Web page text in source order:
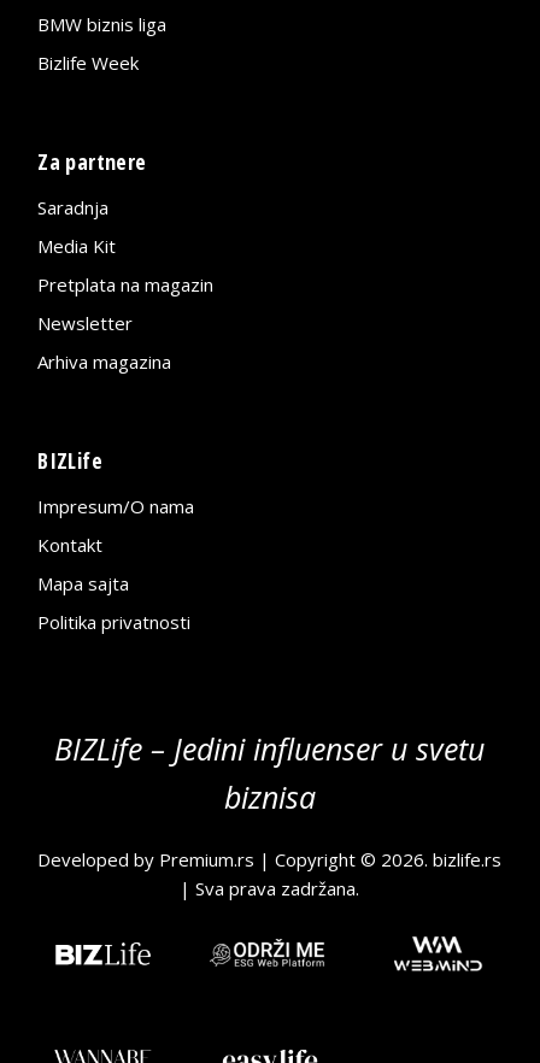
BMW biznis liga
Bizlife Week
Za partnere
Saradnja
Media Kit
Pretplata na magazin
Newsletter
Arhiva magazina
BIZLife
Impresum/O nama
Kontakt
Mapa sajta
Politika privatnosti
BIZLife – Jedini influenser u svetu
biznisa
Developed by Premium.rs | Copyright © 2026.bizlife.rs
| Sva prava zadržana.